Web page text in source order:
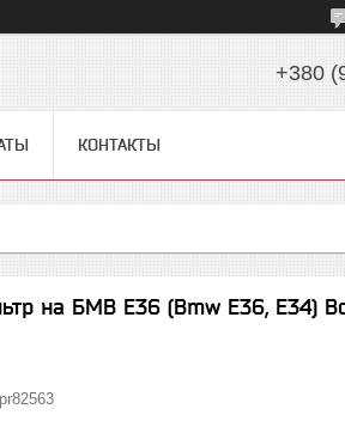
+380
КОНТАКТЫ
на БМВ Е36 (Bmw E36, E34)
pr82563